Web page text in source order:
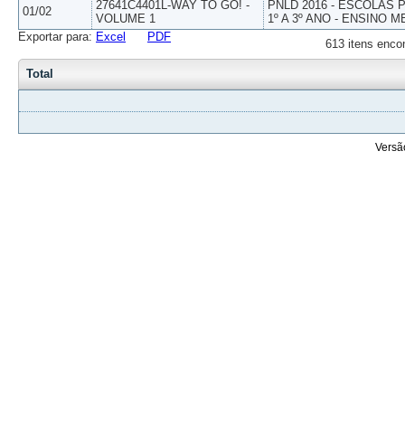
01/02
27641C4401L-WAY TO GO! -
VOLUME 1
PNLD 2016 - ESCOLAS
1º A 3º ANO - ENSINO
613 itens
Exportar para: Excel PDF
Total